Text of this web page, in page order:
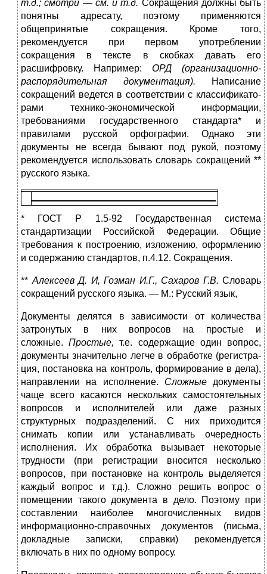
т.д.; смотри — см. и т.д. Сокращения должны быть
понятны адресату, поэтому применяются
общепринятые сокращения. Кроме того,
рекомендуется при первом употребле­нии
сокращения в тексте в скобках давать его
расшифровку. На­пример: ОРД (организационно-
распорядительная документация).
Написание
сокращений ведется в соответствии с классификато­
рами технико-экономической информации,
требованиями госу­дарственного стандарта* и
правилами русской орфографии. Од­нако эти
документы не всегда бывают под рукой, поэтому
реко­мендуется использовать словарь сокращений **
русского языка.
* ГОСТ Р 1.5-92 Государственная система
стандартизации Российской Федера­ции. Общие
требования к построению, изложению, оформлению
и содержанию стандартов, п.4.12. Сокращения.
** Алексеев Д. И, Гозман И.Г., Сахаров Г.В. Словарь
сокращений русского языка. — М.: Русский язык,
Документы делятся в зависимости от количества
затронутых в них вопросов на простые и
сложные.Простые, т.е. содержащие один вопрос,
документы значительно легче в обработке (регистра­
ция, постановка на контроль, формирование в дела),
направлении на исполнение. Сложныедокументы
чаще всего касаются несколь­ких самостоятельных
вопросов и исполнителей или даже разных
структурных подразделений. С них приходится
снимать копии или устанавливать очередность
исполнения. Их обработка вызывает некоторые
трудности (при регистрации вносится несколько
вопро­сов, при постановке на контроль выделяется
каждый вопрос и т.д.). Сложно решить вопрос о
помещении такого документа в де­ло. Поэтому при
составлении наиболее многочисленных видов
информационно-справочных документов (письма,
докладные за­писки, справки) рекомендуется
включать в них по одному вопросу.